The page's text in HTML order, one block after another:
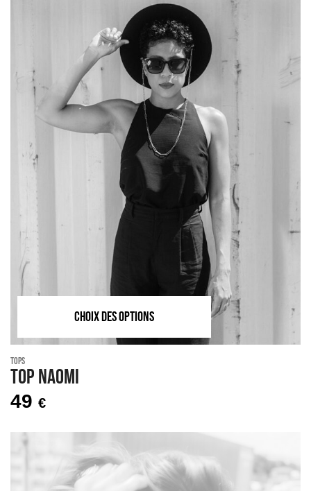
CHOIX DES OPTIONS
Tops
Top NAOMI
49 €